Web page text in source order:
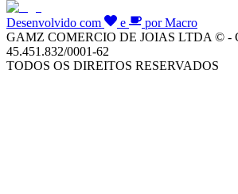
Desenvolvido com e
por Macro
GAMZ COMERCIO DE JOIAS LTDA © -
45.451.832/0001-62
TODOS OS DIREITOS RESERVADOS